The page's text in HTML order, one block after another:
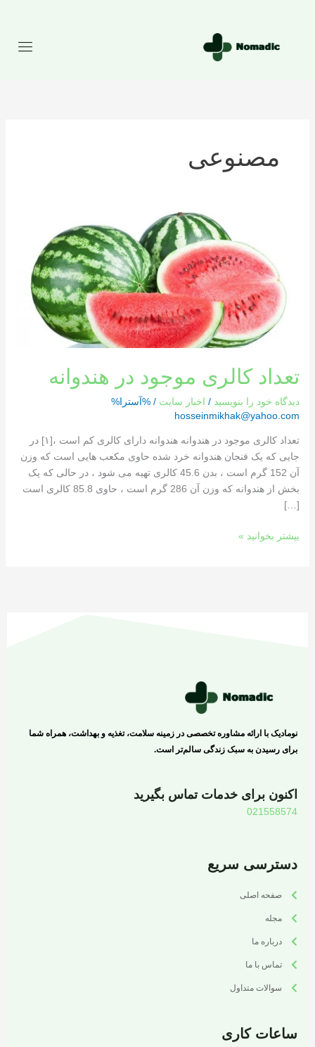
مصنوعی
تعداد کالری موجود در هندوانه
دیدگاه‌ خود را بنویسید / اخبار سایت / %آسترا%
hosseinmikhak@yahoo.com
تعداد کالری موجود در هندوانه هندوانه دارای کالری کم است ،[١] در
جایی که یک فنجان هندوانه خرد شده حاوی مکعب هایی است که وزن
آن 152 گرم است ، بدن 45.6 کالری تهیه می شود ، در حالی که یک
بخش از هندوانه که وزن آن 286 گرم است ، حاوی 85.8 کالری است
[…]
هندوانه
بیشتر بخوانید »
نومادیک با ارائه مشاوره تخصصی در زمینه سلامت، تغذیه و بهداشت، همراه شما
برای رسیدن به سبک زندگی سالم‌تر است.
اکنون برای خدمات تماس بگیرید
021558574
دسترسی سریع
صفحه اصلی
مجله
درباره ما
تماس با ما
سوالات متداول
ساعات کاری